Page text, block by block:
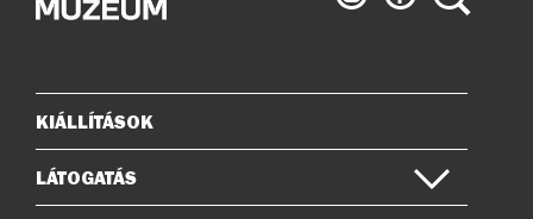
MúzeumMúzeum
Oldaltérkép
KIÁLLÍTÁSOK
LÁTOGATÁS